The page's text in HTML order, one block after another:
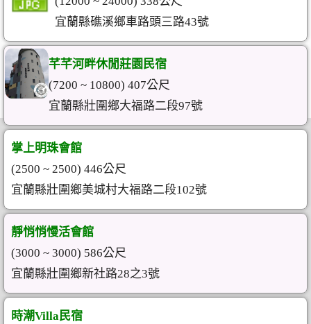
宜蘭縣礁溪鄉車路頭三路43號
芊芊河畔休閒莊園民宿
(7200 ~ 10800) 407公尺
宜蘭縣壯圍鄉大福路二段97號
掌上明珠會館
(2500 ~ 2500) 446公尺
宜蘭縣壯圍鄉美城村大福路二段102號
靜悄悄慢活會館
(3000 ~ 3000) 586公尺
宜蘭縣壯圍鄉新社路28之3號
時潮Villa民宿